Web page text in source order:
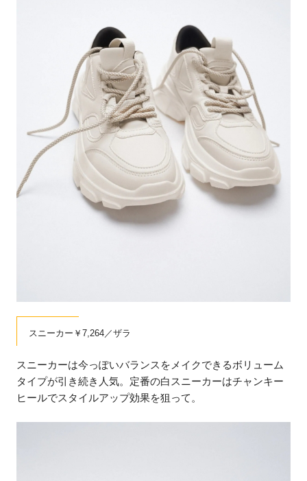
スニーカー￥7,264／ザラ
スニーカーは今っぽいバランスをメイクできるボリューム
タイプが引き続き人気。定番の白スニーカーはチャンキー
ヒールでスタイルアップ効果を狙って。